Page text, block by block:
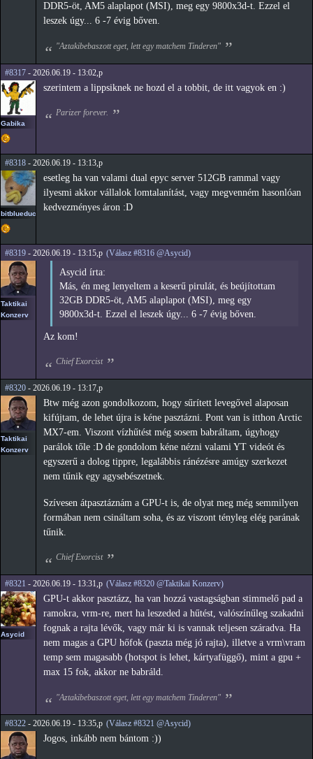
DDR5-öt, AM5 alaplapot (MSI), meg egy 9800x3d-t. Ezzel el
leszek úgy... 6 -7 évig bőven.
"Aztakibebaszott eget, lett egy matchem Tinderen"
#8317 - 2026.06.19 - 13:02,p
Gabika
szerintem a lippsiknek ne hozd el a tobbit, de itt vagyok en :)
Parizer forever.
#8318 - 2026.06.19 - 13:13,p
bitblueduck
esetleg ha van valami dual epyc server 512GB rammal vagy
ilyesmi akkor vállalok lomtalanítást, vagy megvenném hasonlóan
kedvezményes áron :D
#8319 - 2026.06.19 - 13:15,p (Válasz #8316 @Asycid)
Taktikai
Konzerv
Asycid írta:
Más, én meg lenyeltem a keserű pirulát, és beújítottam
32GB DDR5-öt, AM5 alaplapot (MSI), meg egy
9800x3d-t. Ezzel el leszek úgy... 6 -7 évig bőven.
Az kom!
Chief Exorcist
#8320 - 2026.06.19 - 13:17,p
Taktikai
Konzerv
Btw még azon gondolkozom, hogy sűrített levegővel alaposan
kifújtam, de lehet újra is kéne pasztázni. Pont van is itthon Arctic
MX7-em. Viszont vízhűtést még sosem babráltam, úgyhogy
parálok tőle :D de gondolom kéne nézni valami YT videót és
egyszerű a dolog tippre, legalábbis ránézésre amúgy szerkezet
nem tűnik egy agysebészetnek.
Szívesen átpasztáznám a GPU-t is, de olyat meg még semmilyen
formában nem csináltam soha, és az viszont tényleg elég parának
tűnik.
Chief Exorcist
#8321 - 2026.06.19 - 13:31,p (Válasz #8320 @Taktikai Konzerv)
Asycid
GPU-t akkor pasztázz, ha van hozzá vastagságban stimmelő pad a
ramokra, vrm-re, mert ha leszeded a hűtést, valószínűleg szakadni
fognak a rajta lévők, vagy már ki is vannak teljesen száradva. Ha
nem magas a GPU hőfok (paszta még jó rajta), illetve a vrm\vram
temp sem magasabb (hotspot is lehet, kártyafüggő), mint a gpu +
max 15 fok, akkor ne babráld.
"Aztakibebaszott eget, lett egy matchem Tinderen"
#8322 - 2026.06.19 - 13:35,p (Válasz #8321 @Asycid)
Jogos, inkább nem bántom :))